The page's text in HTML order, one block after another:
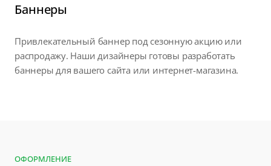
Баннеры
Привлекательный баннер под сезонную акцию или
распродажу. Наши дизайнеры готовы разработать
баннеры для вашего сайта или интернет-магазина.
ОФОРМЛЕНИЕ